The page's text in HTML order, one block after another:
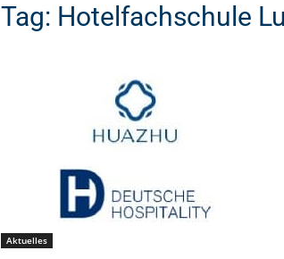
Tag: Hotelfachschule
Aktuelles